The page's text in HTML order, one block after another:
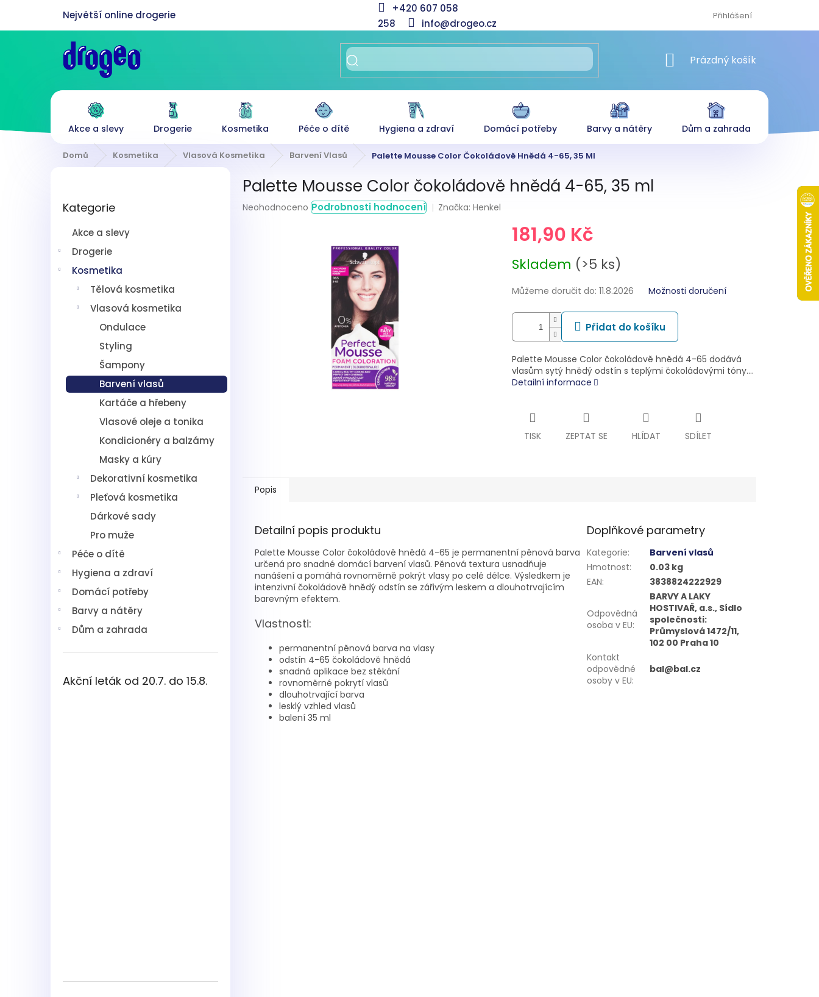
obsah
+420 607 058
258
info@drogeo.cz
Přihlášení
NÁKUPNÍ KOŠÍK
Prázdný košík
Akce a slevy Drogerie Kosmetika Péče o dítě Hygiena a zdraví Domácí potřeby Barvy a nátěry Dům a zahrada
Domů Kosmetika Vlasová Kosmetika Barvení Vlasů Palette Mousse Color Čokoládově Hnědá 4-65, 35 Ml
kategorie
Kategorie
Akce a slevy
Drogerie
Kosmetika
Tělová kosmetika
Vlasová kosmetika
Ondulace
Styling
Šampony
Barvení vlasů
Kartáče a hřebeny
Vlasové oleje a tonika
Kondicionéry a balzámy
Masky a kúry
Dekorativní kosmetika
Pleťová kosmetika
Dárkové sady
Pro muže
Péče o dítě
Hygiena a zdraví
Domácí potřeby
Barvy a nátěry
Dům a zahrada
Akční leták od 20.7. do 15.8.
Palette Mousse Color čokoládově hnědá 4-65, 35 ml
Průměrné
Neohodnoceno Podrobnosti hodnocení Značka:Henkel
181,90 Kč
cena:
Skladem (>5 ks)
Můžeme doručit do: 11.8.2026 Možnosti doručení
Přidat do košíku
Palette Mousse Color čokoládově hnědá 4-65 dodává
vlasům sytý hnědý odstín s teplými čokoládovými tóny.…
Detailní informace
TISK ZEPTAT SE HLÍDAT SDÍLET
Popis
Detailní popis produktu
Palette Mousse Color čokoládově hnědá 4-65 je permanentní pěnová barva
určená pro snadné domácí barvení vlasů. Pěnová textura usnadňuje
nanášení a pomáhá rovnoměrně pokrýt vlasy po celé délce. Výsledkem je
intenzivní čokoládově hnědý odstín se zářivým leskem a dlouhotrvajícím
barevným efektem.
Vlastnosti:
permanentní pěnová barva na vlasy
odstín 4-65 čokoládově hnědá
snadná aplikace bez stékání
rovnoměrné pokrytí vlasů
dlouhotrvající barva
lesklý vzhled vlasů
balení 35 ml
Doplňkové parametry
Kategorie:
Barvení vlasů
Hmotnost:
0.03 kg
EAN: 3838824222929
Odpovědná
osoba v EU:
BARVY A LAKY
HOSTIVAŘ, a.s., Sídlo
společnosti:
Průmyslová 1472/11,
102 00 Praha 10
Kontakt
odpovědné
osoby v EU:
bal@bal.cz